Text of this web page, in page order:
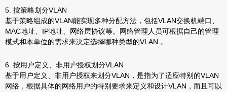
5. 按策略划分VLAN
基于策略组成的VLAN能实现多种分配方法，包括VLAN交换机端口、
MAC地址、IP地址、网络层协议等。网络管理人员可根据自己的管理
模式和本单位的需求来决定选择哪种类型的VLAN 。
6. 按用户定义、非用户授权划分VLAN
基于用户定义、非用户授权来划分VLAN，是指为了适应特别的VLAN
网络，根据具体的网络用户的特别要求来定义和设计VLAN，而且可以